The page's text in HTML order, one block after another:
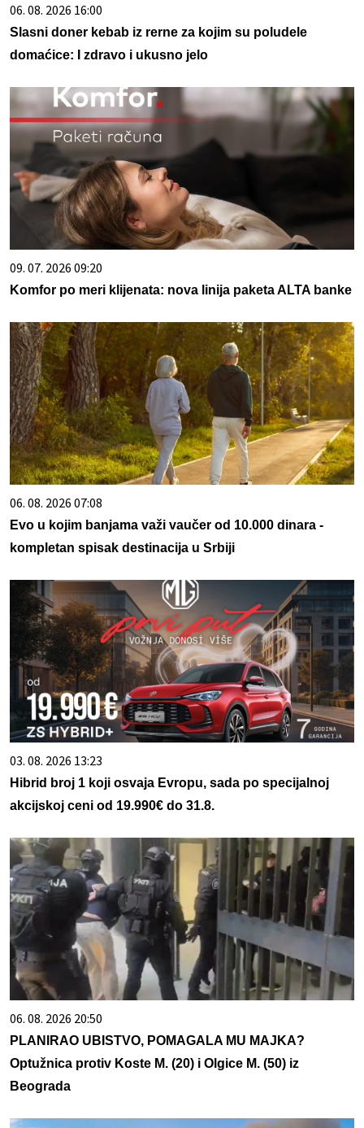
06. 08. 2026 16:00
Slasni doner kebab iz rerne za kojim su poludele
domaćice: I zdravo i ukusno jelo
09. 07. 2026 09:20
Komfor po meri klijenata: nova linija paketa ALTA banke
06. 08. 2026 07:08
Evo u kojim banjama važi vaučer od 10.000 dinara -
kompletan spisak destinacija u Srbiji
03. 08. 2026 13:23
Hibrid broj 1 koji osvaja Evropu, sada po specijalnoj
akcijskoj ceni od 19.990€ do 31.8.
06. 08. 2026 20:50
PLANIRAO UBISTVO, POMAGALA MU MAJKA?
Optužnica protiv Koste M. (20) i Olgice M. (50) iz
Beograda